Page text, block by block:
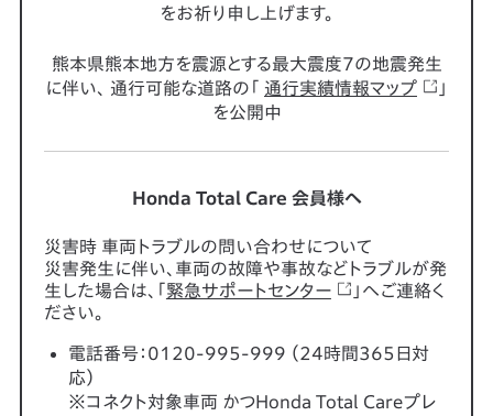
をお祈り申し上げます。
熊本県熊本地方を震源とする最大震度7の地震発生
に伴い、
通行可能な道路の「 通行実績情報マップ
」
を公開中
Honda Total Care 会員様へ
災害時 車両トラブルの問い合わせについて
災害発生に伴い、車両の故障や事故などトラブルが発
生した場合は、「 緊急サポートセンター
」へご連絡く
ださい。
電話番号：0120-995-999 （24時間365日対
応）
※コネクト対象車両 かつHonda Total Careプレ